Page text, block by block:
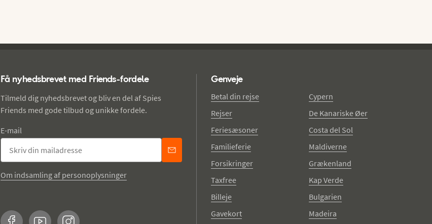
Få nyhedsbrevet med Friends-fordele
Tilmeld dig nyhedsbrevet og bliv en del af Spies
Friends med gode tilbud og unikke fordele.
E-mail
Om indsamling af personoplysninger
Genveje
Betal din rejse
Rejser
Feriesæsoner
Familieferie
Forsikringer
Taxfree
Billeje
Gavekort
Cypern
De Kanariske Øer
Costa del Sol
Maldiverne
Grækenland
Kap Verde
Bulgarien
Madeira